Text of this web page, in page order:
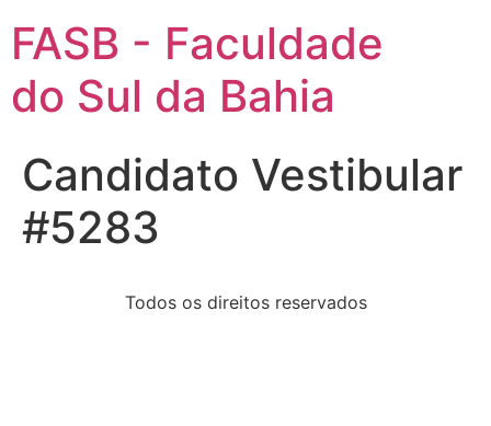
FASB - Faculdade
do Sul da Bahia
Candidato Vestibular
#5283
Todos os direitos reservados